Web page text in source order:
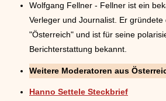
Wolfgang Fellner - Fellner ist ein
Verleger und Journalist. Er gründete
"Österreich" und ist für seine
Berichterstattung bekannt.
Weitere Moderatoren aus
Hanno Settele Steckbrief